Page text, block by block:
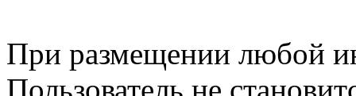
При размещении любой
Пользователь не